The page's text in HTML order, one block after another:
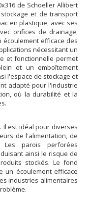
de Schoeller Allibert
et de transport
en plastique, avec ses
orifices de drainage,
efficace des
nécessitant un
et fonctionnelle permet
et un emboîtement
l'espace de stockage et
adapté pour l'industrie
où la durabilité et la
Il est idéal pour diverses
de l'alimentation, de
parois perforées
ainsi le risque de
stockés. Le fond
un écoulement efficace
industries alimentaires